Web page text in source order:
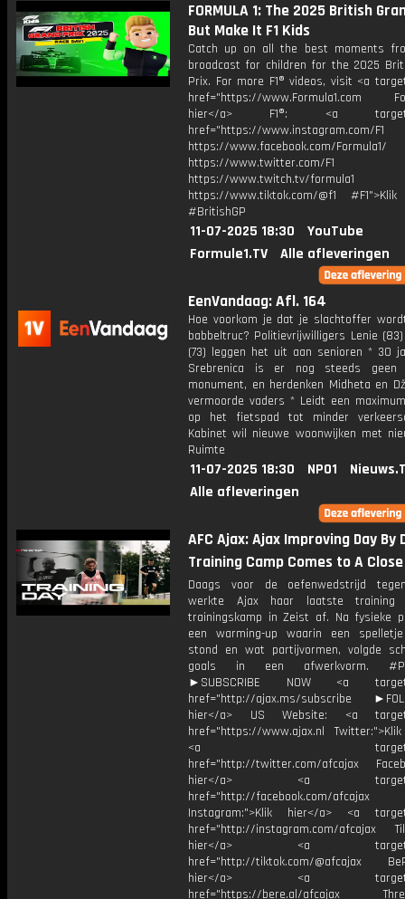
FORMULA 1: The 2025 British
But Make It F1 Kids
Catch up on all the best moments
broadcast for children for the 2025
Prix. For more F1® videos, visit <a
href="https://www.Formula1.com
hier</a> F1®: <a
href="https://www.instagram.com/F1
https://www.facebook.com/Formula1/
https://www.twitter.com/F1
https://www.twitch.tv/formula1
https://www.tiktok.com/@f1
#BritishGP
11-07-2025 18:30
YouTube
Formule1.TV
Alle afleveringen
EenVandaag: Afl. 164
Hoe voorkom je dat je slachtoffer
babbeltruc? Politievrijwilligers Lenie
(73) leggen het uit aan senioren * 30
Srebrenica is er nog steeds geen
monument, en herdenken Midheta en
vermoorde vaders * Leidt een
op het fietspad tot minder
Kabinet wil nieuwe woonwijken met
Ruimte
11-07-2025 18:30 NPO1
Alle afleveringen
AFC Ajax: Ajax Improving Day By
Training Camp Comes to A
Daags voor de oefenwedstrijd
werkte Ajax haar laatste
trainingskamp in Zeist af. Na fysieke
een warming-up waarin een
stond en wat partijvormen, volgde
goals in een afwerkvorm.
►SUBSCRIBE NOW <a
href="http://ajax.ms/subscribe
hier</a> US Website: <a
href="https://www.ajax.nl
<a
href="http://twitter.com/afcajax
hier</a> <a
href="http://facebook.com/afcajax
Instagram:">Klik hier</a> <a
href="http://instagram.com/afcajax
hier</a> <a
href="http://tiktok.com/@afcajax
hier</a> <a
href="https://bere.al/afcajax